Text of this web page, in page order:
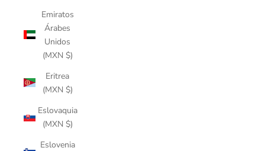
Emiratos
Árabes
Unidos
(MXN $)
Eritrea
(MXN $)
Eslovaquia
(MXN $)
Eslovenia